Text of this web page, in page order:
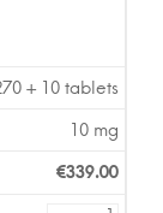
+ 10 tablets
10 mg
€339.00